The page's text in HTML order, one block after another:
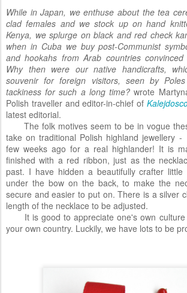
While in Japan, we enthuse about the tea
clad females and we stock up on hand
Kenya, we splurge on black and red check
when in Cuba we buy post-Communist
and hookahs from Arab countries
Why then were our native handicrafts,
souvenir for foreign visitors, seen by
tackiness for such a long time? wrote
Polish traveller and editor-in-chief of
latest editorial.
The folk motives seem to be in vogue
take on traditional Polish highland jewellery
few weeks ago for a real highlander! It is
finished with a red ribbon, just as the
past. I have hidden a beautifully crafter little
under the bow on the back, to make the
secure and easier to put on. There is a silver
length of the necklace to be adjusted.
It is good to appreciate one's own culture
your own country. Luckily, we have lots to be